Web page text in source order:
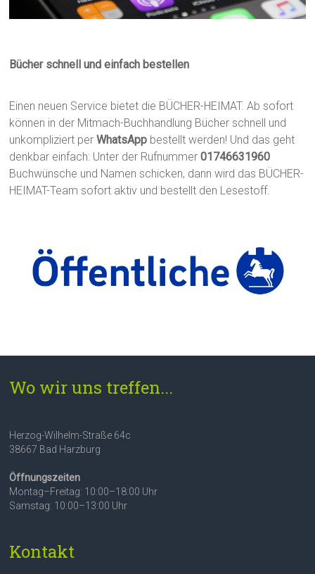
Bücher schnell und einfach bestellen
Einen neuen Service bietet die BÜCHER-HEIMAT. Ab sofort
können in der Mitmach-Buchhandlung Bücher schnell und
unkompliziert perWhatsApp bestellt werden! Und das geht
denkbar einfach: Unter der Rufnummer01746631960
Buchwünsche und Namen schicken, dann wird das BÜCHER-
HEIMAT-Team sofort aktiv und bestellt den Lesestoff.
Wo wir uns treffen...
Herzog-Wilhelm-Straße 64c
38667 Bad Harzburg
Öffnungszeiten
Montag–Freitag: 10:00–18:00 Uhr
Samstag: 10:00–13:00 Uhr
Kontakt